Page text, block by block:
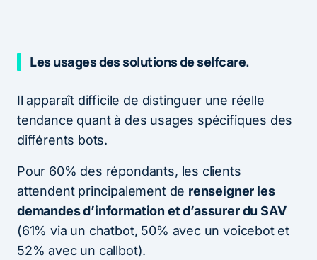
Les usages des solutions de selfcare.
Il apparaît difficile de distinguer une réelle
tendance quant à des usages spécifiques des
différents bots.
Pour 60% des répondants, les clients
attendent principalement de renseigner les
demandes d’information et d’assurer du SAV
(61% via un chatbot, 50% avec un voicebot et
52% avec un callbot).